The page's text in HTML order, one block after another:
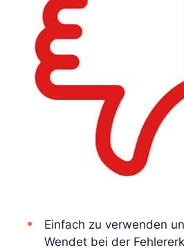
Einfach zu verwenden
Wendet bei der